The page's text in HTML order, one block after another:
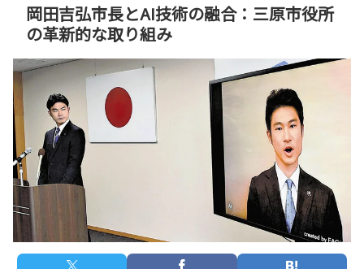
岡田吉弘市長とAI技術の融合：三原市役所
の革新的な取り組み